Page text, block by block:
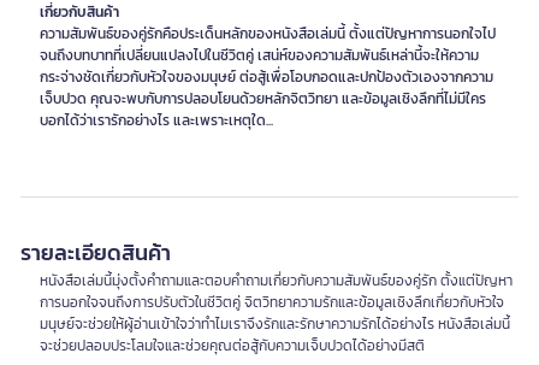
เกี่ยวกับสินค้า
ความสัมพันธ์ของคู่รักคือประเด็นหลักของหนังสือเล่มนี้ ตั้งแต่ปัญหาการนอกใจไป
จนถึงบทบาทที่เปลี่ยนแปลงไปในชีวิตคู่ เสน่ห์ของความสัมพันธ์เหล่านี้จะให้ความ
กระจ่างชัดเกี่ยวกับหัวใจของมนุษย์ ต่อสู้เพื่อโอบกอดและปกป้องตัวเองจากความ
เจ็บปวด คุณจะพบกับการปลอบโยนด้วยหลักจิตวิทยา และข้อมูลเชิงลึกที่ไม่มีใคร
บอกได้ว่าเรารักอย่างไร และเพราะเหตุใด...
รายละเอียดสินค้า
หนังสือเล่มนี้มุ่งตั้งคำถามและตอบคำถามเกี่ยวกับความสัมพันธ์ของคู่รัก ตั้งแต่ปัญหา
การนอกใจจนถึงการปรับตัวในชีวิตคู่ จิตวิทยาความรักและข้อมูลเชิงลึกเกี่ยวกับหัวใจ
มนุษย์จะช่วยให้ผู้อ่านเข้าใจว่าทำไมเราจึงรักและรักษาความรักได้อย่างไร หนังสือเล่มนี้
จะช่วยปลอบประโลมใจและช่วยคุณต่อสู้กับความเจ็บปวดได้อย่างมีสติ